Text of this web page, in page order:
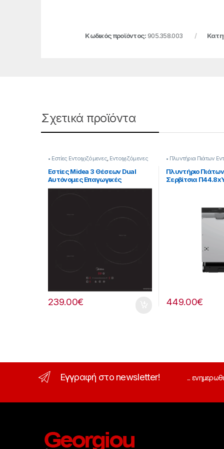
Κωδικός προϊόντος: 905.358.003
Σχετικά προϊόντα
• Εστίες Εντοιχιζόμενες Εντοιχιζόμενες
Συσκευές
Εστίες Midea 3 Θέσεων Dual
Αυτόνομες Επαγωγικές
905182045
239.00€
• Πλυντήρια Πιάτων
Εντοιχιζόμενες
Πλυντήριο
Σερβίτσια
449.00€
Εγγραφή στο newsletter! ...